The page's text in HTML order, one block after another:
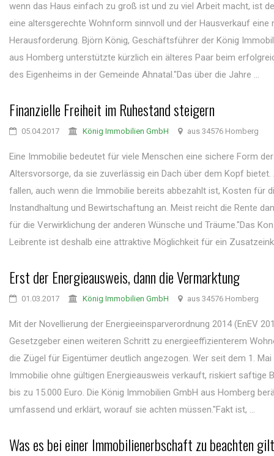
wenn das Haus einfach zu groß ist und zu viel Arbeit macht, ist
eine altersgerechte Wohnform sinnvoll und der Hausverkauf eine
Herausforderung. Björn König, Geschäftsführer der König
aus Homberg unterstützte kürzlich ein älteres Paar beim
des Eigenheims in der Gemeinde Ahnatal."Das über die Jahre ...
Finanzielle Freiheit im Ruhestand steigern
05.04.2017 König Immobilien GmbH aus 34576 Homberg
Eine Immobilie bedeutet für viele Menschen eine sichere Form der
Altersvorsorge, da sie zuverlässig ein Dach über dem Kopf bietet.
fallen, auch wenn die Immobilie bereits abbezahlt ist, Kosten für
Instandhaltung und Bewirtschaftung an. Meist reicht die Rente
für die Verwirklichung der anderen Wünsche und Träume."Das
Leibrente ist deshalb eine attraktive Möglichkeit für ein
Erst der Energieausweis, dann die Vermarktung
01.03.2017 König Immobilien GmbH aus 34576 Homberg
Mit der Novellierung der Energieeinsparverordnung 2014 (EnEV
Gesetzgeber einen weiteren Schritt zu energieeffizienterem
die Zügel für Eigentümer deutlich angezogen. Wer seit dem 1. Mai
Immobilie ohne gültigen Energieausweis verkauft, riskiert saftige
bis zu 15.000 Euro. Die König Immobilien GmbH aus Homberg
umfassend und erklärt, worauf sie achten müssen."Fakt ist, ...
Was es bei einer Immobilienerbschaft zu beachten gilt